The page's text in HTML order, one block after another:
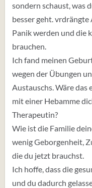
sondern schaust, was
besser geht.
Panik werden und die
brauchen.
Ich fand meinen
wegen der Übungen
Austauschs. Wäre das
mit einer Hebamme
Therapeutin?
Wie ist die Familie
wenig Geborgenheit,
die du jetzt brauchst.
Ich hoffe, dass die
und du dadurch